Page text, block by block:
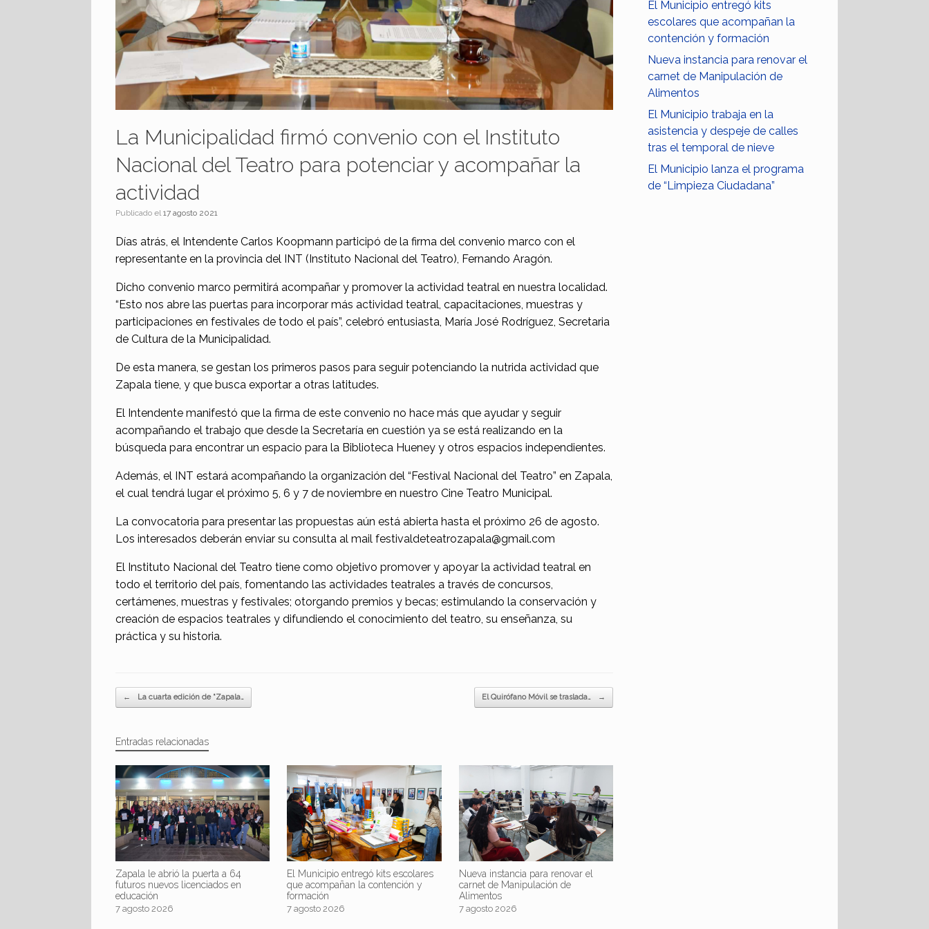
La Municipalidad firmó convenio con el Instituto
Nacional del Teatro para potenciar y acompañar la
actividad
Publicado el17 agosto 2021
Días atrás, el Intendente Carlos Koopmann participó de la firma del convenio marco con el
representante en la provincia del INT (Instituto Nacional del Teatro), Fernando Aragón.
Dicho convenio marco permitirá acompañar y promover la actividad teatral en nuestra localidad.
“Esto nos abre las puertas para incorporar más actividad teatral, capacitaciones, muestras y
participaciones en festivales de todo el país”, celebró entusiasta, María José Rodríguez, Secretaria
de Cultura de la Municipalidad.
De esta manera, se gestan los primeros pasos para seguir potenciando la nutrida actividad que
Zapala tiene, y que busca exportar a otras latitudes.
El Intendente manifestó que la firma de este convenio no hace más que ayudar y seguir
acompañando el trabajo que desde la Secretaría en cuestión ya se está realizando en la
búsqueda para encontrar un espacio para la Biblioteca Hueney y otros espacios independientes.
Además, el INT estará acompañando la organización del “Festival Nacional del Teatro” en Zapala,
el cual tendrá lugar el próximo 5, 6 y 7 de noviembre en nuestro Cine Teatro Municipal.
La convocatoria para presentar las propuestas aún está abierta hasta el próximo 26 de agosto.
Los interesados deberán enviar su consulta al mail festivaldeteatrozapala@gmail.com
El Instituto Nacional del Teatro tiene como objetivo promover y apoyar la actividad teatral en
todo el territorio del país, fomentando las actividades teatrales a través de concursos,
certámenes, muestras y festivales; otorgando premios y becas; estimulando la conservación y
creación de espacios teatrales y difundiendo el conocimiento del teatro, su enseñanza, su
práctica y su historia.
Navegador de artículos
← La cuarta edición de “Zapala… El Quirófano Móvil se traslada… →
Entradas relacionadas
Zapala le abrió la puerta a 64
futuros nuevos licenciados en
educación
7 agosto 2026
El Municipio entregó kits escolares
que acompañan la contención y
formación
7 agosto 2026
Nueva instancia para renovar el
carnet de Manipulación de
Alimentos
7 agosto 2026
El Municipio entregó kits
escolares que acompañan la
contención y formación
Nueva instancia para renovar el
carnet de Manipulación de
Alimentos
El Municipio trabaja en la
asistencia y despeje de calles
tras el temporal de nieve
El Municipio lanza el programa
de “Limpieza Ciudadana”